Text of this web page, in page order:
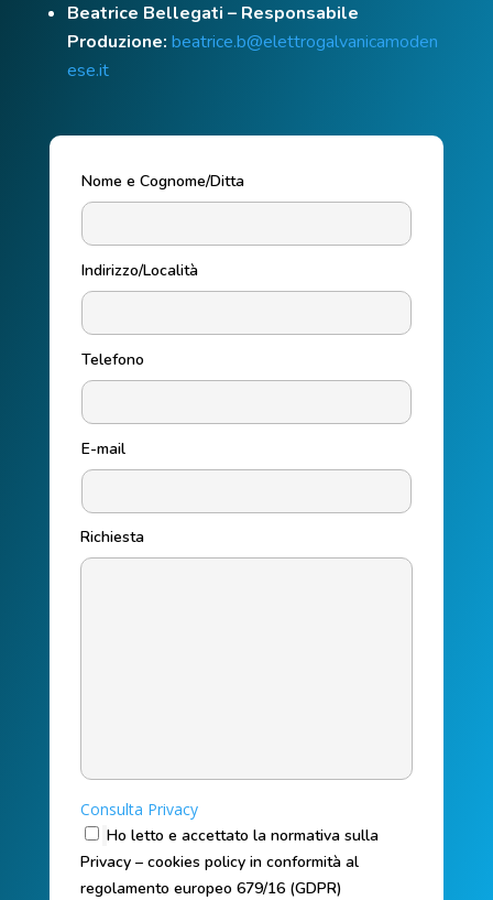
Beatrice Bellegati – Responsabile
Produzione: beatrice.b@elettrogalvanicamoden
ese.it
Nome e Cognome/Ditta
Indirizzo/Località
Telefono
E-mail
Richiesta
Consulta Privacy
Ho letto e accettato la normativa sulla
Privacy – cookies policy in conformità al
regolamento europeo 679/16 (GDPR)